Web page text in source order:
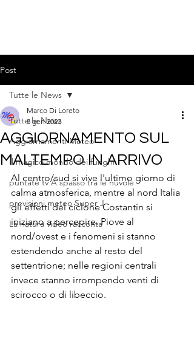
Post
Tutte le News
Aggiornamenti Meteo
Il magico mondo dei funghi
puntate tv A spasso tra le nuvole
previsioni meteo Super J
La natura video racconta
Tutte le News
AGGIORNAMENTO SUL
MALTEMPO IN ARRIVO
Marco Di Loreto
8 gen 2023
Al centro/sud si vive l'ultimo giorno di
calma atmosferica, mentre al nord Italia
gli effetti del ciclone Costantin si
iniziano a percepire. Piove al
nord/ovest e i fenomeni si stanno
estendendo anche al resto del
settentrione; nelle regioni centrali
invece stanno irrompendo venti di
scirocco o di libeccio.